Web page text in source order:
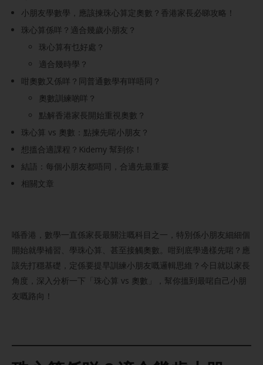
小朋友學數學，應該揀珠心算定奧數？香港家長必睇攻略！
珠心算係咩？適合幾歲小朋友？
珠心算有乜好處？
適合幾時學？
咁奧數又係咩？同普通數學有咩唔同？
奧數訓練啲咩？
點解香港家長開始重視奧數？
珠心算 vs 奧數：點揀先啱小朋友？
想搵合適課程？Kidemy 幫到你！
結語：每個小朋友都唔同，合適先最重要
相關文章
喺香港，數學一直係家長最關注嘅科目之一，特別係小朋友細細個
開始就學補習、學珠心算、甚至接觸奧數。咁到底學邊樣先啱？應
該先打穩基礎，定係要提早訓練小朋友嘅邏輯思維？今日就以家長
角度，深入分析一下「珠心算 vs 奧數」，幫你搵到最啱自己小朋
友嘅路向！